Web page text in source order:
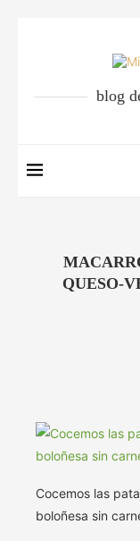
blog
QUESO-
Cocemos las
boloñesa sin